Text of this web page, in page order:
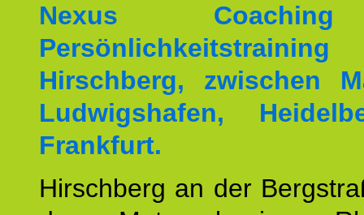
Nexus
Hirschberg, zwischen
Ludwigshafen,
Frankfurt.
Hirschberg an der